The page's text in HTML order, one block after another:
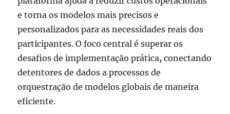
e torna os modelos mais precisos e
personalizados para as necessidades reais dos
participantes. O foco central é superar os
desafios de implementação prática, conectando
detentores de dados a processos de
orquestração de modelos globais de maneira
eficiente.